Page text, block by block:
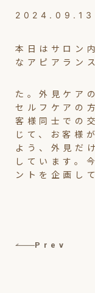
2024.09.13
本日はサロン
なアピアラン
た。外見ケア
セルフケアの
客様同士での
じて、お客様
よう、外見だ
しています。
ントを企画し
Prev